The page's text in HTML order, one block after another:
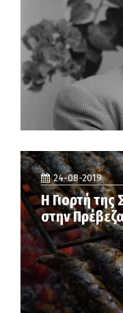
24-08-2019
Η Γιορτή της
στην